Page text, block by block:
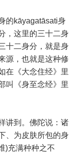
的kāyagatāsati身
，这里的三十二身
十二身分，就是身
源，也就是这种修
在《大念住经》里
叫《身至念经》里
讲到。佛陀说：诸
、为皮肤所包的身
)充满种种之不